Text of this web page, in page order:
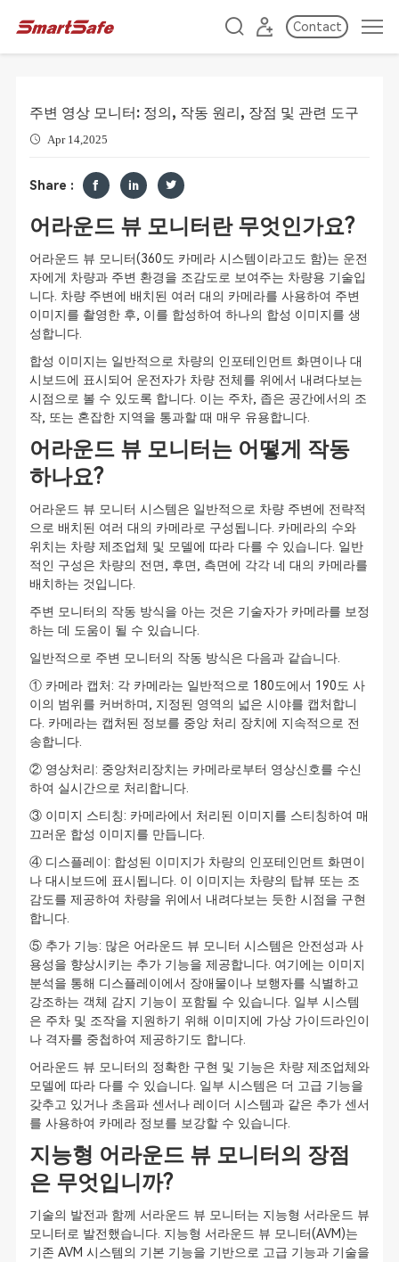
Contact
주변 영상 모니터: 정의, 작동 원리, 장점 및 관련 도구
Apr 14,2025
Share :
어라운드 뷰 모니터란 무엇인가요?
어라운드 뷰 모니터(360도 카메라 시스템이라고도 함)는 운전
자에게 차량과 주변 환경을 조감도로 보여주는 차량용 기술입
니다. 차량 주변에 배치된 여러 대의 카메라를 사용하여 주변
이미지를 촬영한 후, 이를 합성하여 하나의 합성 이미지를 생
성합니다.
합성 이미지는 일반적으로 차량의 인포테인먼트 화면이나 대
시보드에 표시되어 운전자가 차량 전체를 위에서 내려다보는
시점으로 볼 수 있도록 합니다. 이는 주차, 좁은 공간에서의 조
작, 또는 혼잡한 지역을 통과할 때 매우 유용합니다.
어라운드 뷰 모니터는 어떻게 작동
하나요?
어라운드 뷰 모니터 시스템은 일반적으로 차량 주변에 전략적
으로 배치된 여러 대의 카메라로 구성됩니다. 카메라의 수와
위치는 차량 제조업체 및 모델에 따라 다를 수 있습니다. 일반
적인 구성은 차량의 전면, 후면, 측면에 각각 네 대의 카메라를
배치하는 것입니다.
주변 모니터의 작동 방식을 아는 것은 기술자가 카메라를 보정
하는 데 도움이 될 수 있습니다.
일반적으로 주변 모니터의 작동 방식은 다음과 같습니다.
① 카메라 캡처: 각 카메라는 일반적으로 180도에서 190도 사
이의 범위를 커버하며, 지정된 영역의 넓은 시야를 캡처합니
다. 카메라는 캡처된 정보를 중앙 처리 장치에 지속적으로 전
송합니다.
② 영상처리: 중앙처리장치는 카메라로부터 영상신호를 수신
하여 실시간으로 처리합니다.
③ 이미지 스티칭: 카메라에서 처리된 이미지를 스티칭하여 매
끄러운 합성 이미지를 만듭니다.
④ 디스플레이: 합성된 이미지가 차량의 인포테인먼트 화면이
나 대시보드에 표시됩니다. 이 이미지는 차량의 탑뷰 또는 조
감도를 제공하여 차량을 위에서 내려다보는 듯한 시점을 구현
합니다.
⑤ 추가 기능: 많은 어라운드 뷰 모니터 시스템은 안전성과 사
용성을 향상시키는 추가 기능을 제공합니다. 여기에는 이미지
분석을 통해 디스플레이에서 장애물이나 보행자를 식별하고
강조하는 객체 감지 기능이 포함될 수 있습니다. 일부 시스템
은 주차 및 조작을 지원하기 위해 이미지에 가상 가이드라인이
나 격자를 중첩하여 제공하기도 합니다.
어라운드 뷰 모니터의 정확한 구현 및 기능은 차량 제조업체와
모델에 따라 다를 수 있습니다. 일부 시스템은 더 고급 기능을
갖추고 있거나 초음파 센서나 레이더 시스템과 같은 추가 센서
를 사용하여 카메라 정보를 보강할 수 있습니다.
지능형 어라운드 뷰 모니터의 장점
은 무엇입니까?
기술의 발전과 함께 서라운드 뷰 모니터는 지능형 서라운드 뷰
모니터로 발전했습니다. 지능형 서라운드 뷰 모니터(AVM)는
기존 AVM 시스템의 기본 기능을 기반으로 고급 기능과 기술을